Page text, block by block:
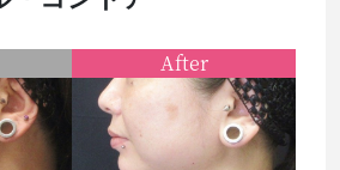
After